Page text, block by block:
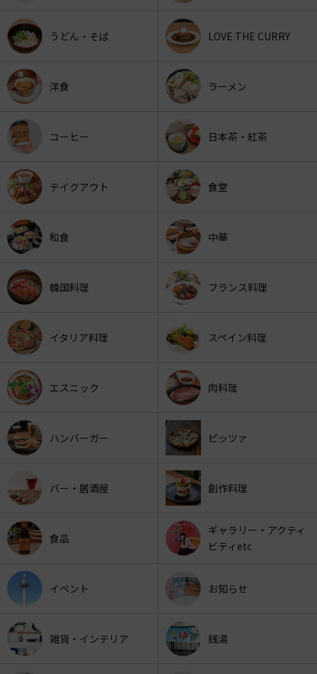
うどん・そば LOVE THE CURRY
洋食 ラーメン
コーヒー 日本茶・紅茶
テイクアウト 食堂
和食 中華
韓国料理 フランス料理
イタリア料理 スペイン料理
エスニック 肉料理
ハンバーガー ピッツァ
バー・居酒屋 創作料理
食品
ギャラリー・アクティ
ビティetc
イベント お知らせ
雑貨・インテリア 銭湯